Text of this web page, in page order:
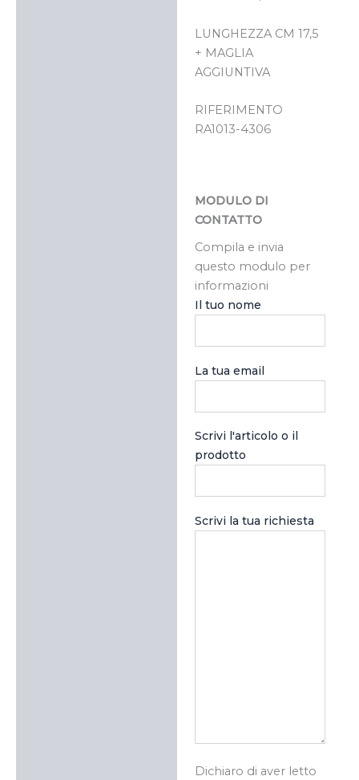
LUNGHEZZA CM 17,5
+ MAGLIA
AGGIUNTIVA
RIFERIMENTO
RA1013-4306
MODULO DI
CONTATTO
Compila e invia
questo modulo per
informazioni
Il tuo nome
La tua email
Scrivi l'articolo o il
prodotto
Scrivi la tua richiesta
Dichiaro di aver letto